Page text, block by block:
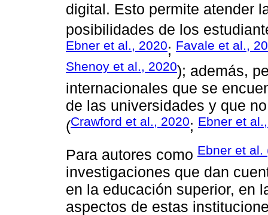
digital. Esto permite atender
posibilidades de los
Ebner et al., 2020; Favale et al.,
Shenoy et al., 2020); además,
internacionales que se
de las universidades y que
(Crawford et al., 2020; Ebner et
Para autores como Ebner et al.
investigaciones que dan
en la educación superior, en
aspectos de estas